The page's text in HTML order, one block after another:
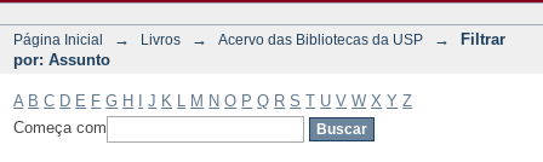
Página Inicial → Livros → Acervo das Bibliotecas da USP →
Filtrar
por: Assunto
A B C D E F G H J K M N O P Q R S T U V W X Y Z
Começa com